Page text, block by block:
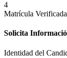
4
Matrícula Verificada
Solicita
Identidad del